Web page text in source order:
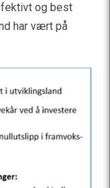
og best
har vært på